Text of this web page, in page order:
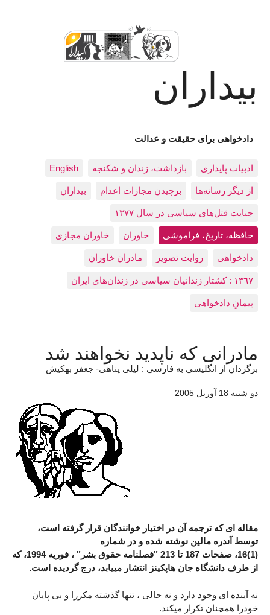
بیداران
دادخواهی برای حقیقت و عدالت
ادبيات پايداری بازداشت، زندان و شکنجه English
از دیگر رسانه‌ها برچیدن مجازات اعدام بيداران
جنایت قتل‌های سیاسی در سال ۱۳۷۷
حافظه، تاريخ، فراموشی خاوران خاوران مجازی
دادخواهی روایت تصویر مادران خاوران
١٣٦٧ : کشتار زندانيان سياسی در زندان‌های ایران
پیمانِ دادخواهی
مادرانی که ناپدید نخواهند شد
برگردان از انگليسي به فارسي : لیلی پناهی- جعفر بهکیش
دو شنبه 18 آوريل 2005
مقاله ای که ترجمه آن در اختیار خوانندگان قرار گرفته است،
توسط آندره مالین نوشته شده و در شماره
(1)16، صفحات 187 تا 213 "فصلنامه حقوق بشر" ، فوریه 1994، که
از طرف دانشگاه جان هاپکینز انتشار مییابد، درج گردیده است.
نه آینده ای وجود دارد و نه حالی ، تنها گذشته مکررا و بی پایان
خودرا همچنان تکرار میکند.